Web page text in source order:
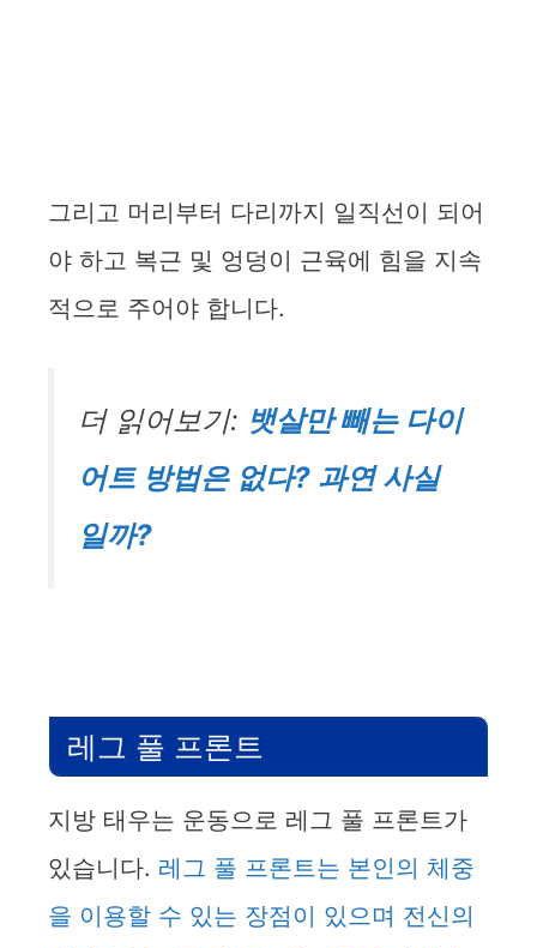
그리고 머리부터 다리까지 일직선이 되어
야 하고 복근 및 엉덩이 근육에 힘을 지속
적으로 주어야 합니다.
더 읽어보기: 뱃살만 빼는 다이
어트 방법은 없다? 과연 사실
일까?
레그 풀 프론트
지방 태우는 운동으로 레그 풀 프론트가
있습니다. 레그 풀 프론트는 본인의 체중
을 이용할 수 있는 장점이 있으며 전신의